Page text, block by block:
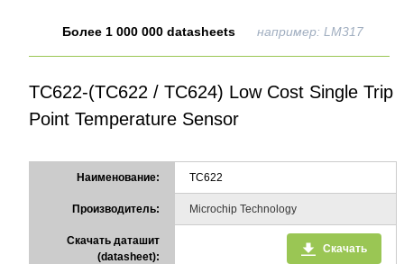
Более 1 000 000 datasheets например: LM317
TC622-(TC622 / TC624) Low Cost Single Trip
Point Temperature Sensor
Наименование: TC622
Производитель: Microchip Technology
Скачать даташит
(datasheet):
Скачать